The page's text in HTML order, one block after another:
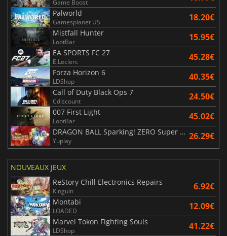
Game Boost
Palworld
Gamesplanet US 18.20€
Mistfall Hunter
LootBar 15.95€
EA SPORTS FC 27
E.Leclerc 45.28€
Forza Horizon 6
LDShop 40.35€
Call of Duty Black Ops 7
Cdiscount 24.50€
007 First Light
LootBar 45.02€
DRAGON BALL Sparking! ZERO Super Limit Breaking NEO
Yuplay 26.29€
NOUVEAUX JEUX
ReStory Chill Electronics Repairs
Kinguin 6.92€
Montabi
LOADED 12.09€
Marvel Tokon Fighting Souls
LDShop 41.22€